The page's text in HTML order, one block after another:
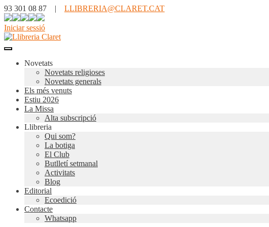
93 301 08 87 | LLIBRERIA@CLARET.CAT
Iniciar sessió
Novetats
Novetats religioses
Novetats generals
Els més venuts
Estiu 2026
La Missa
Alta subscripció
Llibreria
Qui som?
La botiga
El Club
Butlletí setmanal
Activitats
Blog
Editorial
Ecoedició
Contacte
Whatsapp